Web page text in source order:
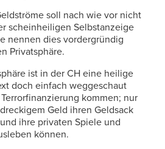
soll nach wie vor nicht
scheinheiligen Selbstanzeige
nennen dies vordergründig
Privatsphäre.
ist in der CH eine heilige
doch einfach weggeschaut
kommen; nur
Geld ihren Geldsack
ihre privaten Spiele und
können.